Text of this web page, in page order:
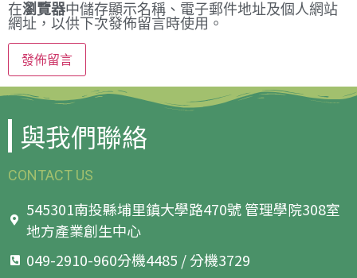
在瀏覽器中儲存顯示名稱、電子郵件地址及個人網站
網址，以供下次發佈留言時使用。
與我們聯絡
CONTACT US
545301南投縣埔里鎮大學路470號 管理學院308室
地方產業創生中心
049-2910-960分機4485 / 分機3729